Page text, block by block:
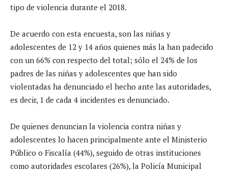
tipo de violencia durante el 2018.
De acuerdo con esta encuesta, son las niñas y
adolescentes de 12 y 14 años quienes más la han padecido
con un 66% con respecto del total; sólo el 24% de los
padres de las niñas y adolescentes que han sido
violentadas ha denunciado el hecho ante las autoridades,
es decir, 1 de cada 4 incidentes es denunciado.
De quienes denuncian la violencia contra niñas y
adolescentes lo hacen principalmente ante el Ministerio
Público o Fiscalía (44%), seguido de otras instituciones
como autoridades escolares (26%), la Policía Municipal